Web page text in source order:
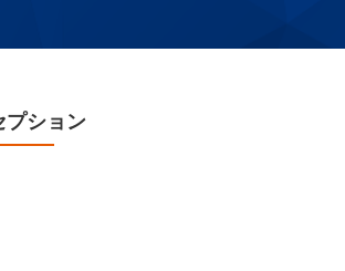
プション